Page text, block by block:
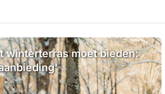
winterterras moet bieden: